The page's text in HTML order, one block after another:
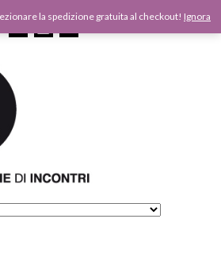
la spedizione gratuita al checkout! Ignora